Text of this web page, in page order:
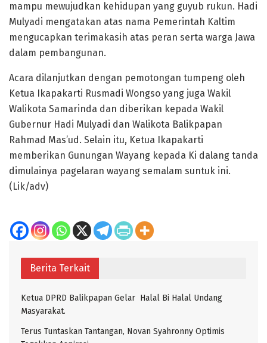
mampu mewujudkan kehidupan yang guyub rukun. Hadi
Mulyadi mengatakan atas nama Pemerintah Kaltim
mengucapkan terimakasih atas peran serta warga Jawa
dalam pembangunan.
Acara dilanjutkan dengan pemotongan tumpeng oleh
Ketua Ikapakarti Rusmadi Wongso yang juga Wakil
Walikota Samarinda dan diberikan kepada Wakil
Gubernur Hadi Mulyadi dan Walikota Balikpapan
Rahmad Mas’ud. Selain itu, Ketua Ikapakarti
memberikan Gunungan Wayang kepada Ki dalang tanda
dimulainya pagelaran wayang semalam suntuk ini.
(Lik/adv)
Berita Terkait
Ketua DPRD Balikpapan Gelar Halal Bi Halal Undang
Masyarakat.
Terus Tuntaskan Tantangan, Novan Syahronny Optimis